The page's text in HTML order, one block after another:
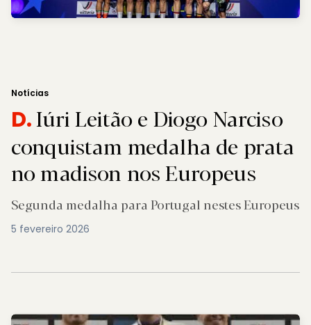
Notícias
D.Iúri Leitão e Diogo Narciso
conquistam medalha de prata
no madison nos Europeus
Segunda medalha para Portugal nestes Europeus
5 fevereiro 2026